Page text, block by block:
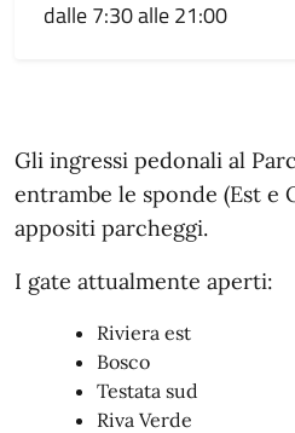
dalle 7:30 alle 21:00
Modalità di
Gli ingressi pedonali al
entrambe le sponde (Est e
appositi parcheggi.
I gate attualmente aperti:
Riviera est
Bosco
Testata sud
Riva Verde